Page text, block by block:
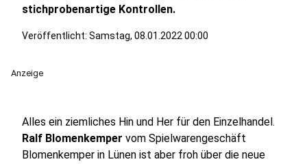
stichprobenartige Kontrollen.
Veröffentlicht: Samstag, 08.01.2022 00:00
Anzeige
Alles ein ziemliches Hin und Her für den Einzelhandel.
Ralf Blomenkemper vom Spielwarengeschäft
Blomenkemper in Lünen ist aber froh über die neue